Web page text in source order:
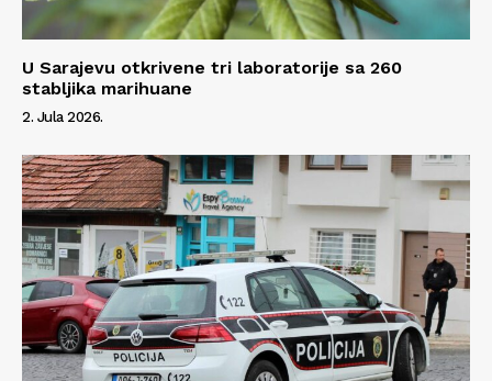
U Sarajevu otkrivene tri laboratorije sa 260
stabljika marihuane
2. Jula 2026.